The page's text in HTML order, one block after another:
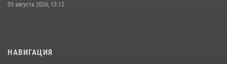
05 августа 2026, 13:12
НАВИГАЦИЯ